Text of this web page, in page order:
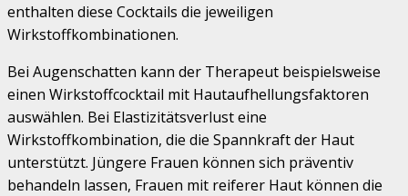
enthalten diese Cocktails die jeweiligen
Wirkstoffkombinationen.
Bei Augenschatten kann der Therapeut beispielsweise
einen Wirkstoffcocktail mit Hautaufhellungsfaktoren
auswählen. Bei Elastizitätsverlust eine
Wirkstoffkombination, die die Spannkraft der Haut
unterstützt. Jüngere Frauen können sich präventiv
behandeln lassen, Frauen mit reiferer Haut können die